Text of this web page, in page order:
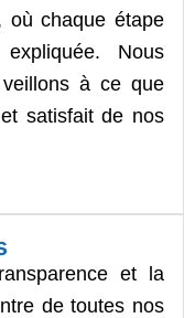
où chaque étape
Nous
à ce que
satisfait de nos
et la
de toutes nos